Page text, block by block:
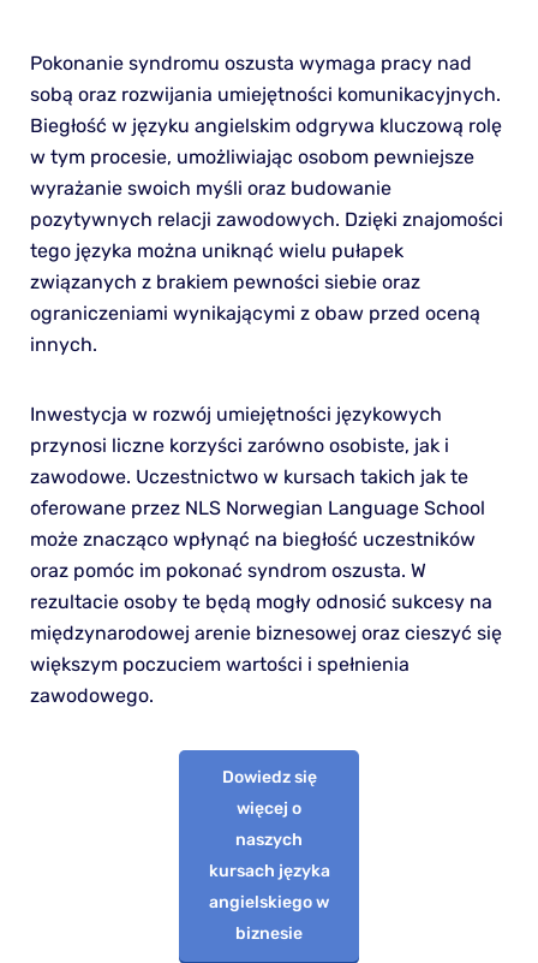
Pokonanie syndromu oszusta wymaga pracy nad
sobą oraz rozwijania umiejętności komunikacyjnych.
Biegłość w języku angielskim odgrywa kluczową rolę
w tym procesie, umożliwiając osobom pewniejsze
wyrażanie swoich myśli oraz budowanie
pozytywnych relacji zawodowych. Dzięki znajomości
tego języka można uniknąć wielu pułapek
związanych z brakiem pewności siebie oraz
ograniczeniami wynikającymi z obaw przed oceną
innych.
Inwestycja w rozwój umiejętności językowych
przynosi liczne korzyści zarówno osobiste, jak i
zawodowe. Uczestnictwo w kursach takich jak te
oferowane przez NLS Norwegian Language School
może znacząco wpłynąć na biegłość uczestników
oraz pomóc im pokonać syndrom oszusta. W
rezultacie osoby te będą mogły odnosić sukcesy na
międzynarodowej arenie biznesowej oraz cieszyć się
większym poczuciem wartości i spełnienia
zawodowego.
Dowiedz się
więcej o
naszych
kursach języka
angielskiego w
biznesie